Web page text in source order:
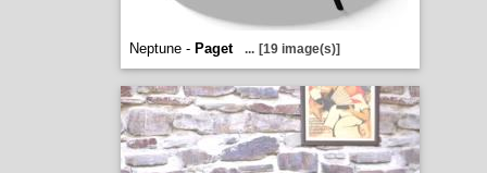
Neptune - Paget ... [19 image(s)]